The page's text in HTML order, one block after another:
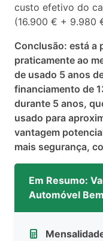
custo efetivo do
(16.900 € + 9.980
Conclusão: está a
praticamente ao
de usado 5 anos
financiamento de
durante 5 anos,
usado para
vantagem
mais segurança,
Em Resumo:
Automóvel